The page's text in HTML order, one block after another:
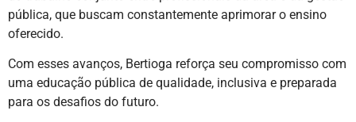
pública, que buscam constantemente aprimorar o ensino
oferecido.
Com esses avanços, Bertioga reforça seu compromisso com
uma educação pública de qualidade, inclusiva e preparada
para os desafios do futuro.